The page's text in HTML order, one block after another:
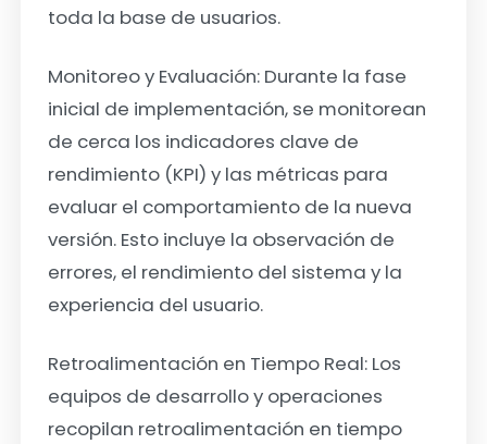
toda la base de usuarios.
Monitoreo y Evaluación: Durante la fase
inicial de implementación, se monitorean
de cerca los indicadores clave de
rendimiento (KPI) y las métricas para
evaluar el comportamiento de la nueva
versión. Esto incluye la observación de
errores, el rendimiento del sistema y la
experiencia del usuario.
Retroalimentación en Tiempo Real: Los
equipos de desarrollo y operaciones
recopilan retroalimentación en tiempo